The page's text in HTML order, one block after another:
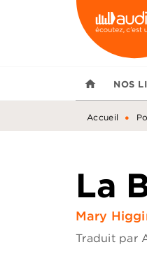
MENU
home NOS
Accueil •
La
Mary
Traduit par